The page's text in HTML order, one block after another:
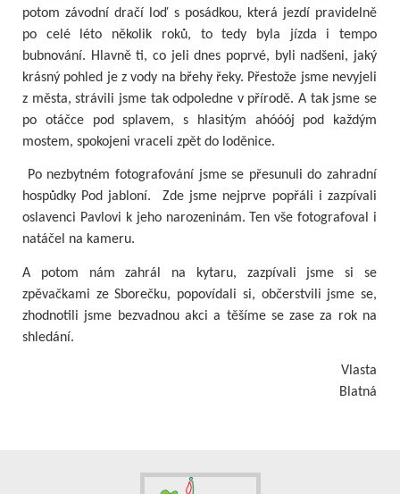
potom závodní dračí loď s posádkou, která jezdí pravidelně
po celé léto několik roků, to tedy byla jízda i tempo
bubnování. Hlavně ti, co jeli dnes poprvé, byli nadšeni, jaký
krásný pohled je z vody na břehy řeky. Přestože jsme nevyjeli
z města, strávili jsme tak odpoledne v přírodě. A tak jsme se
po otáčce pod splavem, s hlasitým ahóóój pod každým
mostem, spokojeni vraceli zpět do loděnice.
Po nezbytném fotografování jsme se přesunuli do zahradní
hospůdky Pod jabloní. Zde jsme nejprve popřáli i zazpívali
oslavenci Pavlovi k jeho narozeninám. Ten vše fotografoval i
natáčel na kameru.
A potom nám zahrál na kytaru, zazpívali jsme si se
zpěvačkami ze Sborečku, popovídali si, občerstvili jsme se,
zhodnotili jsme bezvadnou akci a těšíme se zase za rok na
shledání.
Vlasta
Blatná